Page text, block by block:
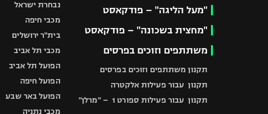
"מעל הליגה" – פודקאסט
"מחצית בשכונה" – פודקאסט
משתתפים וזוכים בפרסים
תקנון משתתפים וזוכים בפרסים
תקנון עבור פעילות אלקטרה
תקנון עבור פעילות ספורט 1 – "מרלן"
נבחרת ישראל
מכבי חיפה
בית"ר ירושלים
מכבי תל אביב
הפועל תל אביב
הפועל חיפה
הפועל באר שבע
מכבי נתניה